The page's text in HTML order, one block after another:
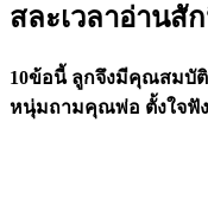
สละเวลาอ่านสั
10ข้อนี้ ลูกจึงมีคุณสมบัติ
หนุ่มถามคุณพ่อ ตั้งใจฟั